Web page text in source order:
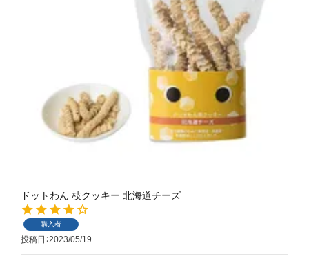
ドットわん 枝クッキー 北海道チーズ
購入者
投稿日 2023/05/19